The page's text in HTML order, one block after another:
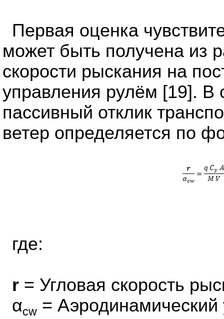
Первая оценка
может быть получена из
скорости рыскания на
управления рулём [19]. В
пассивный отклик
ветер определяется по
где:
r = Угловая скорость
αcw = Аэродинамический